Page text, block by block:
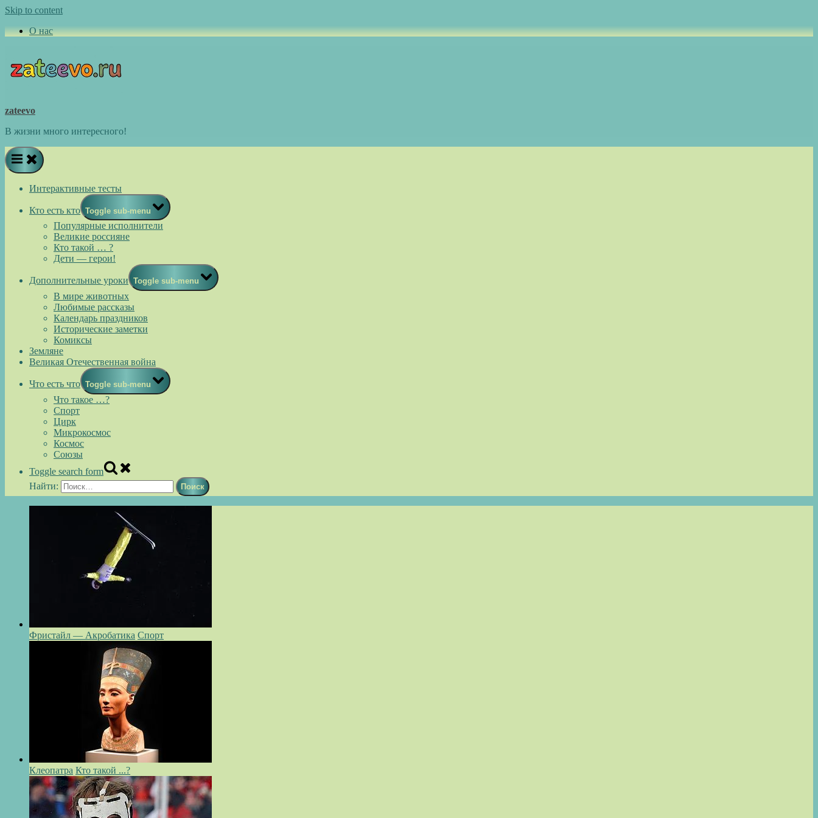
Skip to content
О нас
zateevo
В жизни много интересного!
Интерактивные тесты
Кто есть кто Toggle sub-menu
Популярные исполнители
Великие россияне
Кто такой … ?
Дети — герои!
Дополнительные уроки Toggle sub-menu
В мире животных
Любимые рассказы
Календарь праздников
Исторические заметки
Комиксы
Земляне
Великая Отечественная война
Что есть что Toggle sub-menu
Что такое …?
Спорт
Цирк
Микрокосмос
Космос
Союзы
Toggle search form
Найти:
Фристайл — Акробатика Спорт
Клеопатра Кто такой ...?